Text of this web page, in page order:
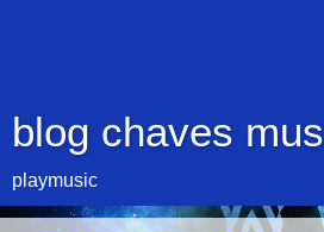
blog chaves
playmusic